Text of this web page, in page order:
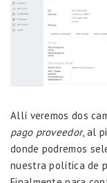
Allí veremos dos
pago proveedor, al
donde podremos
nuestra política de